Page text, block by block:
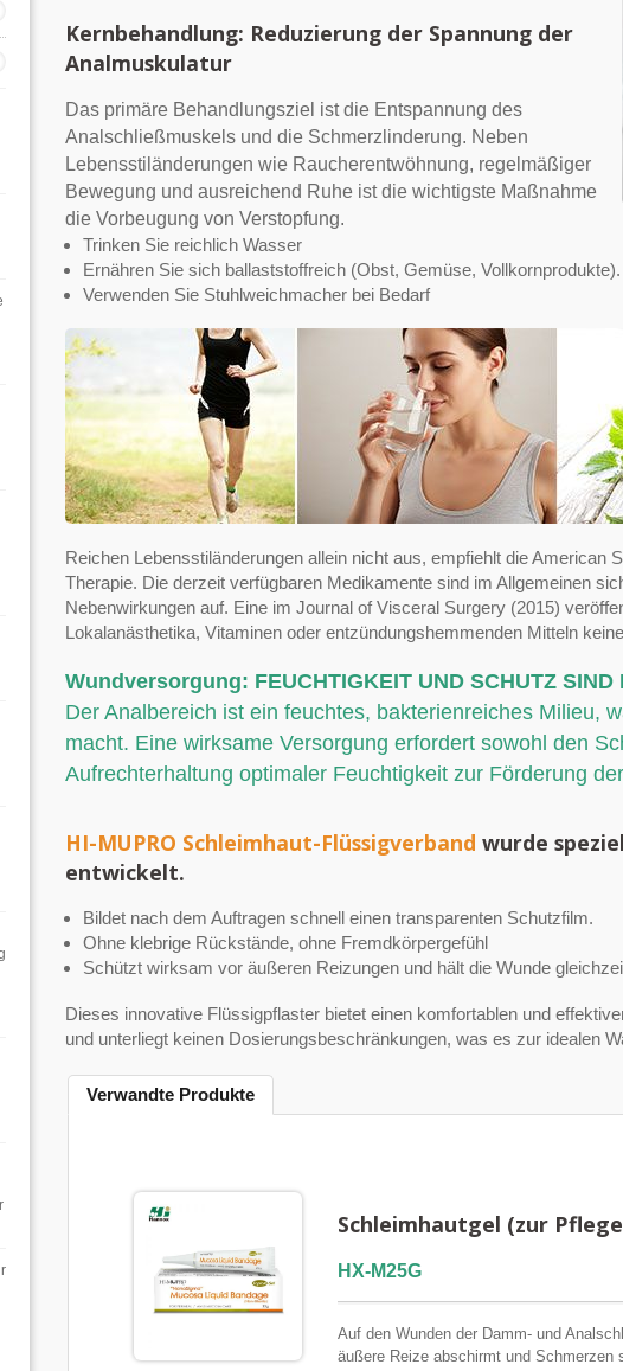
Kernbehandlung: Reduzierung der Spannung der
Analmuskulatur
Das primäre Behandlungsziel ist die Entspannung des
Analschließmuskels und die Schmerzlinderung. Neben
Lebensstiländerungen wie Raucherentwöhnung, regelmäßiger
Bewegung und ausreichend Ruhe ist die wichtigste Maßnahme
die Vorbeugung von Verstopfung.
Trinken Sie reichlich Wasser
Ernähren Sie sich ballaststoffreich (Obst, Gemüse, Vollkornprodukte).
Verwenden Sie Stuhlweichmacher bei Bedarf
Reichen Lebensstiländerungen allein nicht aus, empfiehlt die
Therapie. Die derzeit verfügbaren Medikamente sind im Allgemeinen
Nebenwirkungen auf. Eine im Journal of Visceral Surgery (2015)
Lokalanästhetika, Vitaminen oder entzündungshemmenden Mitteln
Wundversorgung: FEUCHTIGKEIT UND SCHUTZ SIND
Der Analbereich ist ein feuchtes, bakterienreiches Milieu,
macht. Eine wirksame Versorgung erfordert sowohl den
Aufrechterhaltung optimaler Feuchtigkeit zur Förderung
HI-MUPRO Schleimhaut-Flüssigverband wurde
entwickelt.
Bildet nach dem Auftragen schnell einen transparenten Schutzfilm.
Ohne klebrige Rückstände, ohne Fremdkörpergefühl
Schützt wirksam vor äußeren Reizungen und hält die Wunde
Dieses innovative Flüssigpflaster bietet einen komfortablen und
und unterliegt keinen Dosierungsbeschränkungen, was es zur idealen
Verwandte Produkte
Schleimhautgel (zur
HX-M25G
Auf den Wunden der Damm- und
äußere Reize abschirmt und